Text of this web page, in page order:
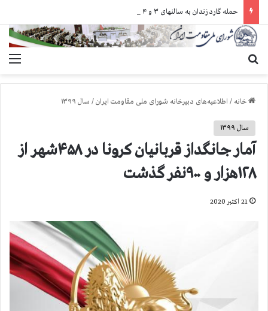
خانه / اطلاعیه‌های دبیرخانه شورای ملی مقاومت ایران/ سال ۱۳۹۹
سال ۱۳۹۹
آمار جانگداز قربانیان کرونا در ۴۵۸شهر از
۱۲۸هزار و ۹۰۰نفر گذشت
21 اکتبر 2020